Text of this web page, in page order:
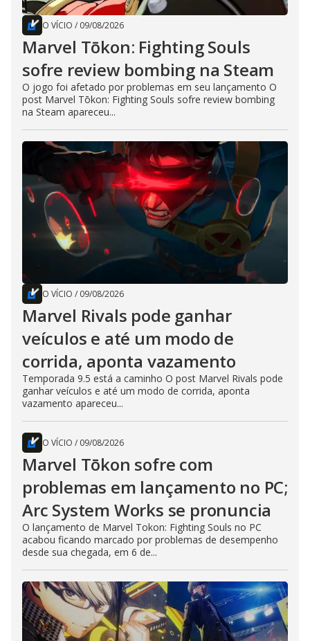
O VÍCIO / 09/08/2026
Marvel Tōkon: Fighting Souls
sofre review bombing na Steam
O jogo foi afetado por problemas em seu lançamento O
post Marvel Tōkon: Fighting Souls sofre review bombing
na Steam apareceu...
O VÍCIO / 09/08/2026
Marvel Rivals pode ganhar
veículos e até um modo de
corrida, aponta vazamento
Temporada 9.5 está a caminho O post Marvel Rivals pode
ganhar veículos e até um modo de corrida, aponta
vazamento apareceu...
O VÍCIO / 09/08/2026
Marvel Tōkon sofre com
problemas em lançamento no PC;
Arc System Works se pronuncia
O lançamento de Marvel Tokon: Fighting Souls no PC
acabou ficando marcado por problemas de desempenho
desde sua chegada, em 6 de...